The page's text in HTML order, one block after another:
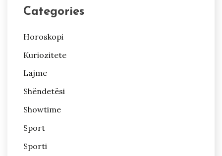
Categories
Horoskopi
Kuriozitete
Lajme
Shëndetësi
Showtime
Sport
Sporti